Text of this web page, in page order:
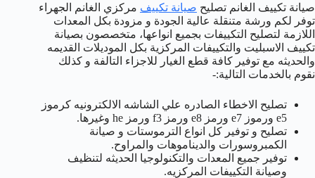
صيانة تكييف الغانم تصليح صيانة تكييف مركزي الغانم الجهراء
توفر لكم ورشة متنقلة عالية الجودة و مزودة بكل المعدات
اللازمة لتصليح التكييفات بجميع انواعها، متخصصون بصيانة
تكييف الاسبليت والتكييفات المركزية بكل الموديلات القديمه
والحديثه مع توفير كافة قطع الغيار للاجزاء التالفة و كذلك
نقوم بالخدمات التالية:-
تصليح الاخطاء الصادره علي الشاشه الالكترونيه كرموز
e5 ورموز e7 ورمز e8 ورمز f3 ورمز he وغيرها.
تصليح و توفير كل انواع الترموستات و صيانة
الكمبروسورات والديناموهات والمراوح.
توفير جميع المعدات والتكنولوجيا الحديثه لتنظيف
وصيانة التكييفات المركزيه.